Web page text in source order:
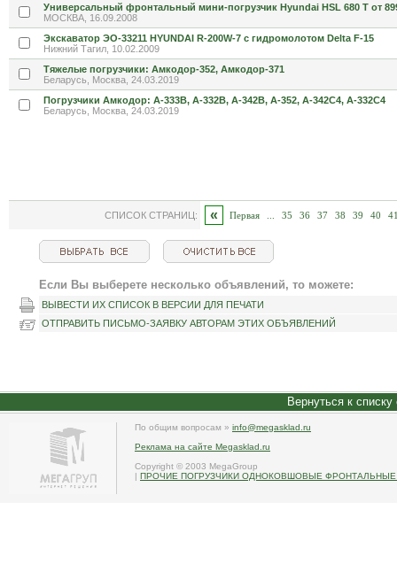
Универсальный фронтальный мини-погрузчик Hyundai HSL 680 T от
МОСКВА, 16.09.2008
Экскаватор ЭО-33211 HYUNDAI R-200W-7 с гидромолотом Delta F-15
Нижний Тагил, 10.02.2009
Тяжелые погрузчики: Амкодор-352, Амкодор-371
Беларусь, Москва, 24.03.2019
Погрузчики Амкодор: А-333В, А-332В, А-342В, А-352, А-342С4, А-332С4
Беларусь, Москва, 24.03.2019
СПИСОК СТРАНИЦ: « Первая 35 36 37 38 39 40
Если Вы выберете несколько объявлений, то можете:
ВЫВЕСТИ ИХ СПИСОК В ВЕРСИИ ДЛЯ ПЕЧАТИ
ОТПРАВИТЬ ПИСЬМО-ЗАЯВКУ АВТОРАМ ЭТИХ ОБЪЯВЛЕНИЙ
Вернуться к
По общим вопросам » info@megasklad.ru
Реклама на сайте Megasklad.ru
Copyright © 2003 MegaGroup
| ПРОЧИЕ ПОГРУЗЧИКИ ОДНОКОВШОВЫЕ ФРОНТАЛЬНЫЕ